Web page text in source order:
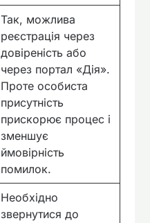
Так, можлива
реєстрація через
довіреність або
через портал «Дія».
Проте особиста
присутність
прискорює процес і
зменшує
ймовірність
помилок.
Необхідно
звернутися до